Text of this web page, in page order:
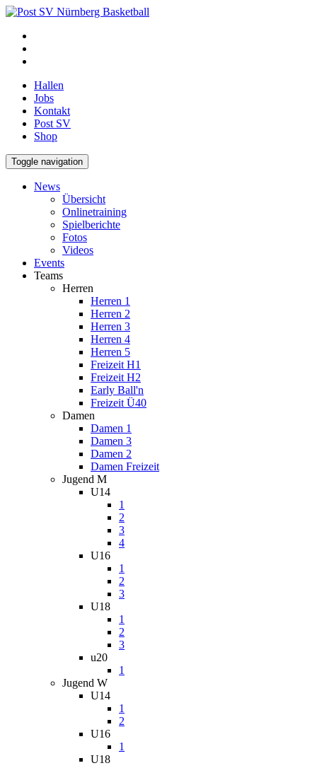
Hallen
Jobs
Kontakt
Post SV
Shop
Toggle navigation
News
Übersicht
Onlinetraining
Spielberichte
Fotos
Videos
Events
Teams
Herren
Herren 1
Herren 2
Herren 3
Herren 4
Herren 5
Freizeit H1
Freizeit H2
Early Ball'n
Freizeit Ü40
Damen
Damen 1
Damen 3
Damen 2
Damen Freizeit
Jugend M
U14
1
2
3
4
U16
1
2
3
U18
1
2
3
u20
1
Jugend W
U14
1
2
U16
1
U18